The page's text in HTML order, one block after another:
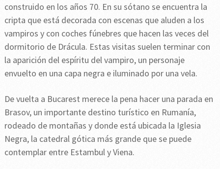
construido en los años 70. En su sótano se encuentra la
cripta que está decorada con escenas que aluden a los
vampiros y con coches fúnebres que hacen las veces del
dormitorio de Drácula. Estas visitas suelen terminar con
la aparición del espíritu del vampiro, un personaje
envuelto en una capa negra e iluminado por una vela.
De vuelta a Bucarest merece la pena hacer una parada en
Brasov, un importante destino turístico en Rumanía,
rodeado de montañas y donde está ubicada la Iglesia
Negra, la catedral gótica más grande que se puede
contemplar entre Estambul y Viena.